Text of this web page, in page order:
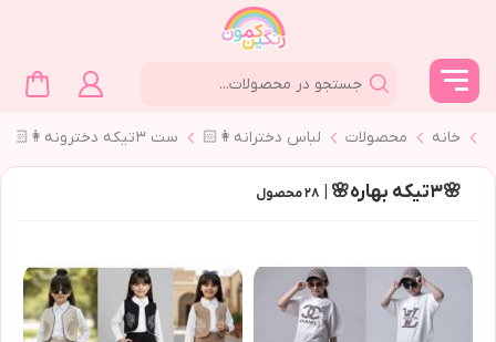
خانه محصولات لباس دخترانه👩🏻 ست ٣تیکه دخترونه👩🏻
🌸٣تيكه بهاره🌸 | ۲۸محصول